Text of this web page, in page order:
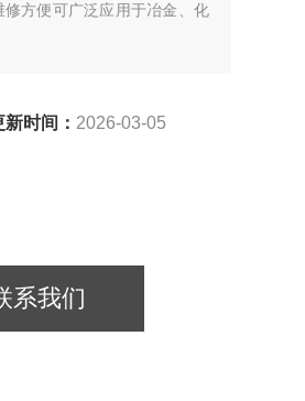
方便可广泛应用于冶金、化
新时间： 2026-03-05
系我们